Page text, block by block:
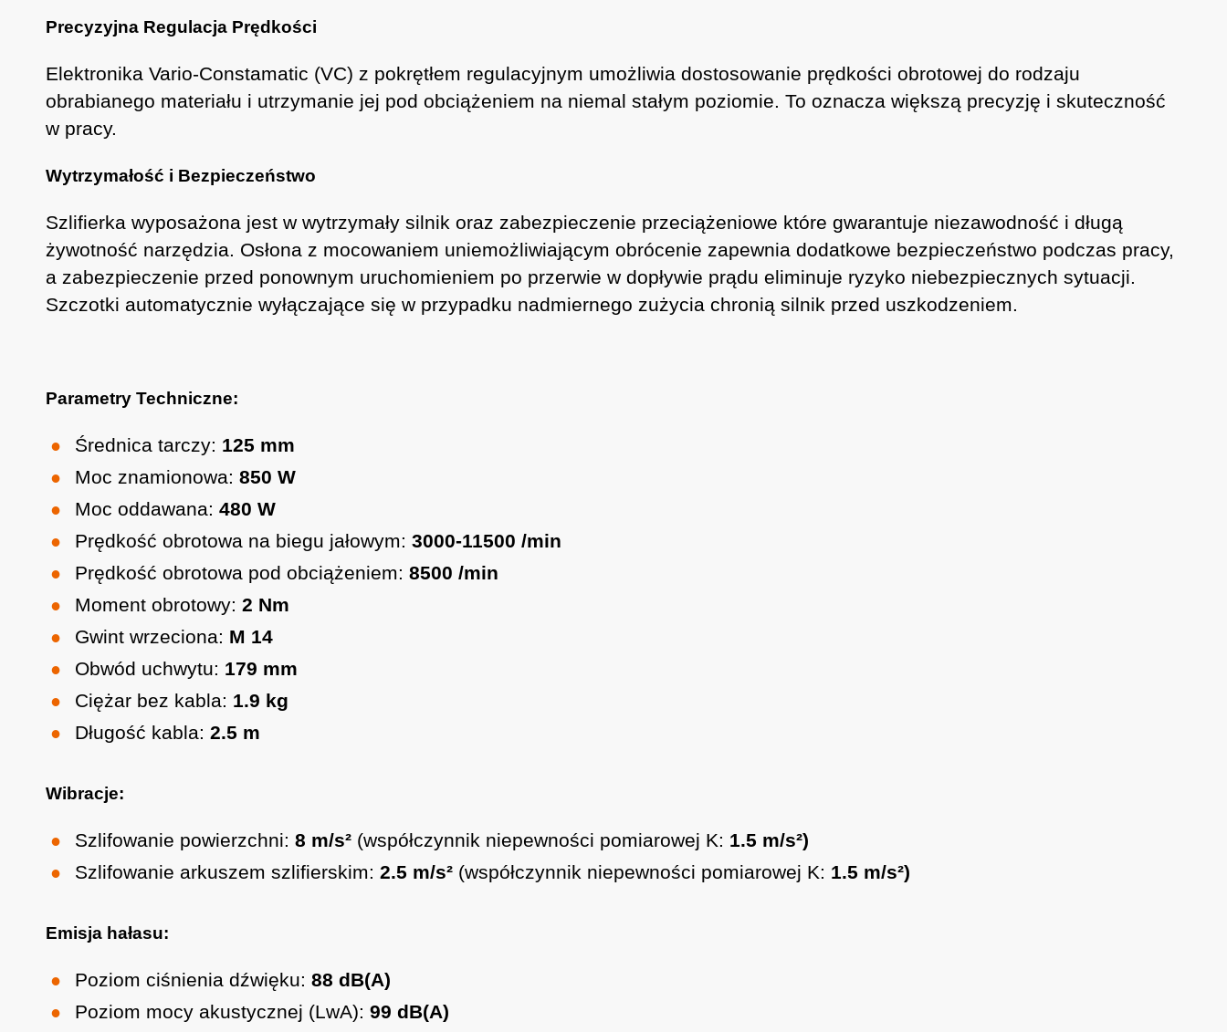
Precyzyjna Regulacja Prędkości
Elektronika Vario-Constamatic (VC) z pokrętłem regulacyjnym umożliwia dostosowanie prędkości obrotowej do rodzaju
obrabianego materiału i utrzymanie jej pod obciążeniem na niemal stałym poziomie. To oznacza większą precyzję i skuteczność
w pracy.
Wytrzymałość i Bezpieczeństwo
Szlifierka wyposażona jest w wytrzymały silnik oraz zabezpieczenie przeciążeniowe które gwarantuje niezawodność i długą
żywotność narzędzia. Osłona z mocowaniem uniemożliwiającym obrócenie zapewnia dodatkowe bezpieczeństwo podczas pracy,
a zabezpieczenie przed ponownym uruchomieniem po przerwie w dopływie prądu eliminuje ryzyko niebezpiecznych sytuacji.
Szczotki automatycznie wyłączające się w przypadku nadmiernego zużycia chronią silnik przed uszkodzeniem.
Parametry Techniczne:
Średnica tarczy: 125 mm
Moc znamionowa: 850 W
Moc oddawana: 480 W
Prędkość obrotowa na biegu jałowym: 3000-11500 /min
Prędkość obrotowa pod obciążeniem: 8500 /min
Moment obrotowy: 2 Nm
Gwint wrzeciona: M 14
Obwód uchwytu: 179 mm
Ciężar bez kabla: 1.9 kg
Długość kabla: 2.5 m
Wibracje:
Szlifowanie powierzchni: 8 m/s² (współczynnik niepewności pomiarowej K: 1.5 m/s²)
Szlifowanie arkuszem szlifierskim: 2.5 m/s² (współczynnik niepewności pomiarowej K: 1.5 m/s²)
Emisja hałasu:
Poziom ciśnienia dźwięku: 88 dB(A)
Poziom mocy akustycznej (LwA): 99 dB(A)